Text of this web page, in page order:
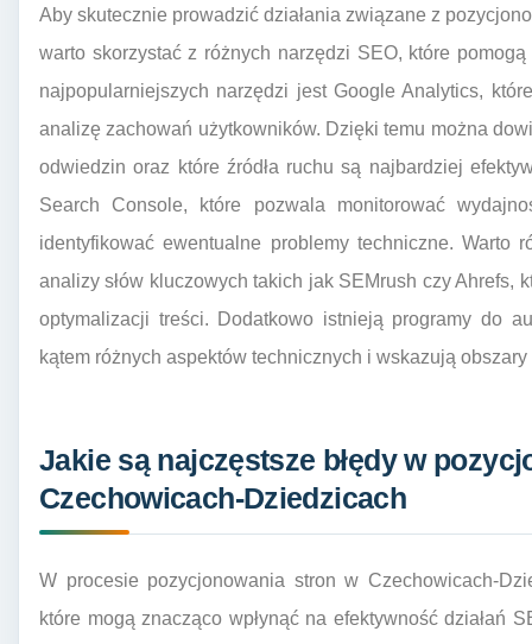
Aby skutecznie prowadzić działania związane z
warto skorzystać z różnych narzędzi SEO, które
najpopularniejszych narzędzi jest Google Analytics,
analizę zachowań użytkowników. Dzięki temu można
odwiedzin oraz które źródła ruchu są najbardziej
Search Console, które pozwala monitorować
identyfikować ewentualne problemy techniczne. Warto
analizy słów kluczowych takich jak SEMrush czy Ahrefs,
optymalizacji treści. Dodatkowo istnieją programy do
kątem różnych aspektów technicznych i wskazują
Jakie są najczęstsze błędy w
Czechowicach-Dziedzicach
W procesie pozycjonowania stron w Czechowicach-
które mogą znacząco wpłynąć na efektywność działań